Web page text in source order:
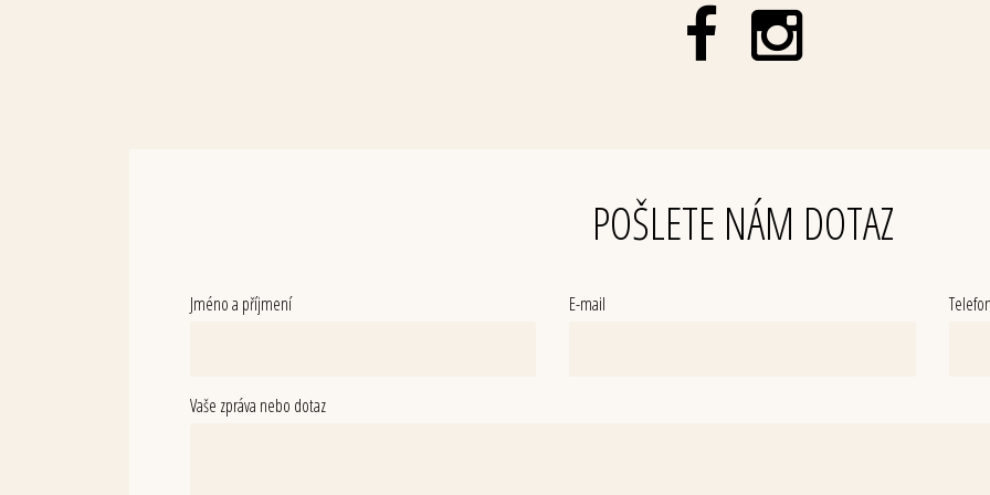
POŠLETE NÁM DOTAZ
Jméno a příjmení E-mail
Vaše zpráva nebo dotaz